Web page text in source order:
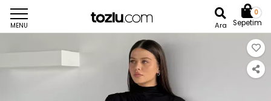
MENU Ara
0
Sepetim